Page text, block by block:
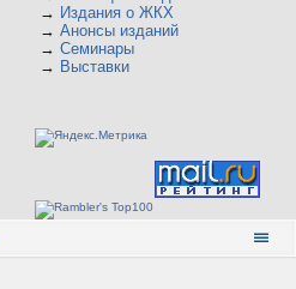
→ Издания о ЖКХ
→ Анонсы изданий
→ Семинары
→ Выставки